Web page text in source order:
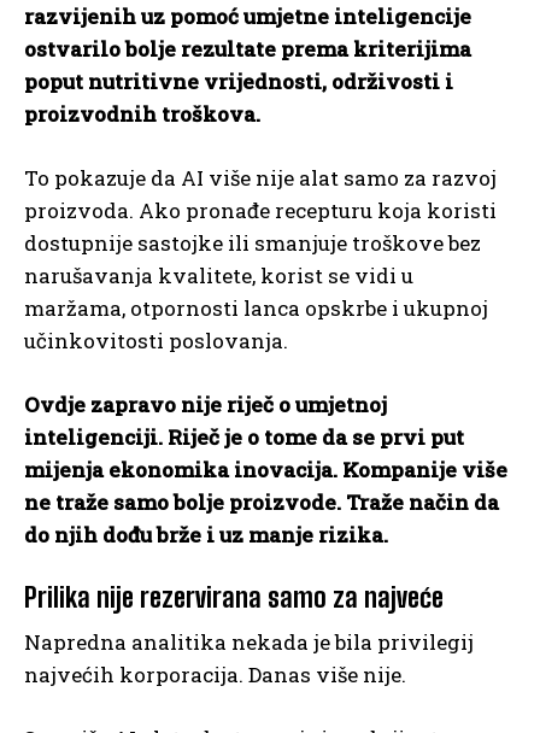
razvijenih uz pomoć umjetne inteligencije
ostvarilo bolje rezultate prema kriterijima
poput nutritivne vrijednosti, održivosti i
proizvodnih troškova.
To pokazuje da AI više nije alat samo za razvoj
proizvoda. Ako pronađe recepturu koja koristi
dostupnije sastojke ili smanjuje troškove bez
narušavanja kvalitete, korist se vidi u
maržama, otpornosti lanca opskrbe i ukupnoj
učinkovitosti poslovanja.
Ovdje zapravo nije riječ o umjetnoj
inteligenciji. Riječ je o tome da se prvi put
mijenja ekonomika inovacija. Kompanije više
ne traže samo bolje proizvode. Traže način da
do njih dođu brže i uz manje rizika.
Prilika nije rezervirana samo za najveće
Napredna analitika nekada je bila privilegij
najvećih korporacija. Danas više nije.